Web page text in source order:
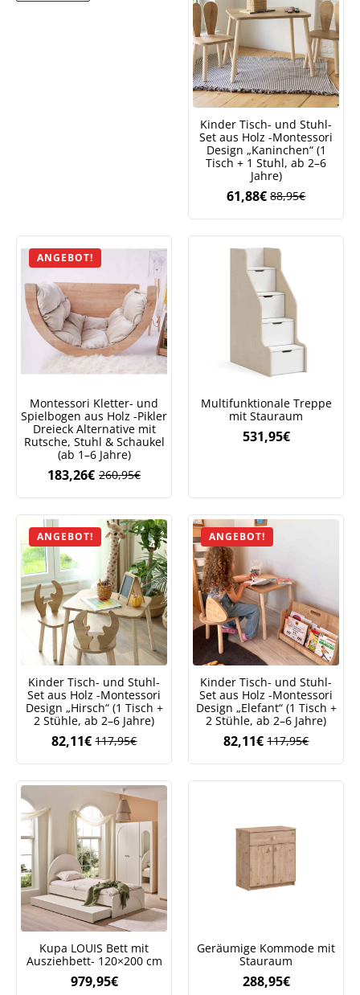
Kinder Tisch- und Stuhl-
Set aus Holz -Montessori
Design „Kaninchen“ (1
Tisch + 1 Stuhl, ab 2–6
Jahre)
88,95€
Preis
war:
88,95€
61,88€Aktueller
Preis
ist:
61,88€.
ANGEBOT!
Montessori Kletter- und
Spielbogen aus Holz -Pikler
Dreieck Alternative mit
Rutsche, Stuhl & Schaukel
(ab 1–6 Jahre)
260,95€
Ursprünglicher
Preis
war:
260,95€
183,26€Aktueller
Preis
ist:
183,26€.
Multifunktionale Treppe
mit Stauraum
531,95€
ANGEBOT!
Kinder Tisch- und Stuhl-
Set aus Holz -Montessori
Design „Hirsch“ (1 Tisch +
2 Stühle, ab 2–6 Jahre)
117,95€
Ursprünglicher
Preis
war:
117,95€
82,11€ Aktueller
Preis
ist:
82,11€.
ANGEBOT!
Kinder Tisch- und Stuhl-
Set aus Holz -Montessori
Design „Elefant“ (1 Tisch +
2 Stühle, ab 2–6 Jahre)
117,95€
Preis
war:
82,11€ Aktueller
Preis
ist:
Kupa LOUIS Bett mit
Ausziehbett- 120×200 cm
979,95€
Geräumige Kommode mit
Stauraum
288,95€